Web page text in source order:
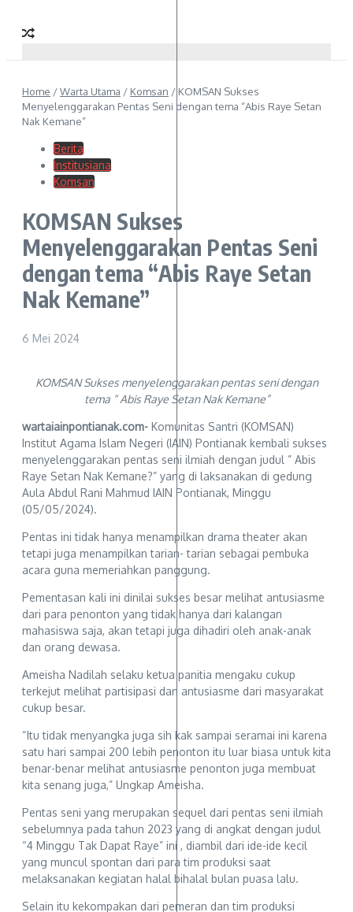
Home /Warta Utama / Komsan / KOMSAN Sukses
Menyelenggarakan Pentas Seni dengan tema “Abis Raye Setan
Nak Kemane”
Berita
Institusiana
Komsan
KOMSAN Sukses
Menyelenggarakan Pentas Seni
dengan tema “Abis Raye Setan
Nak Kemane”
6 Mei 2024
KOMSAN Sukses menyelenggarakan pentas seni dengan
tema “ Abis Raye Setan Nak Kemane”
wartaiainpontianak.com- Komunitas Santri (KOMSAN)
Institut Agama Islam Negeri (IAIN) Pontianak kembali sukses
menyelenggarakan pentas seni ilmiah dengan judul ” Abis
Raye Setan Nak Kemane?” yang di laksanakan di gedung
Aula Abdul Rani Mahmud IAIN Pontianak, Minggu
(05/05/2024).
Pentas ini tidak hanya menampilkan drama theater akan
tetapi juga menampilkan tarian- tarian sebagai pembuka
acara guna memeriahkan panggung.
Pementasan kali ini dinilai sukses besar melihat antusiasme
dari para penonton yang tidak hanya dari kalangan
mahasiswa saja, akan tetapi juga dihadiri oleh anak-anak
dan orang dewasa.
Ameisha Nadilah selaku ketua panitia mengaku cukup
terkejut melihat partisipasi dan antusiasme dari masyarakat
cukup besar.
“Itu tidak menyangka juga sih kak sampai seramai ini karena
satu hari sampai 200 lebih penonton itu luar biasa untuk kita
benar-benar melihat antusiasme penonton juga membuat
kita senang juga,” Ungkap Ameisha.
Pentas seni yang merupakan sequel dari pentas seni ilmiah
sebelumnya pada tahun 2023 yang di angkat dengan judul
“4 Minggu Tak Dapat Raye” ini , diambil dari ide-ide kecil
yang muncul spontan dari para tim produksi saat
melaksanakan kegiatan halal bihalal bulan puasa lalu.
Selain itu kekompakan dari pemeran dan tim produksi